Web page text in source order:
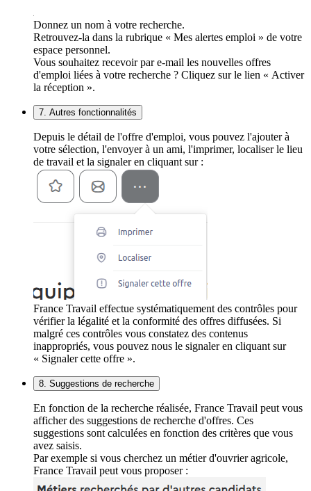
Donnez un nom à votre recherche.
Retrouvez-la dans la rubrique « Mes alertes emploi » de votre
espace personnel.
Vous souhaitez recevoir par e-mail les nouvelles offres
d'emploi liées à votre recherche ? Cliquez sur le lien « Activer
la réception ».
7. Autres fonctionnalités
Depuis le détail de l'offre d'emploi, vous pouvez l'ajouter à
votre sélection, l'envoyer à un ami, l'imprimer, localiser le lieu
de travail et la signaler en cliquant sur :
France Travail effectue systématiquement des contrôles pour
vérifier la légalité et la conformité des offres diffusées. Si
malgré ces contrôles vous constatez des contenus
inappropriés, vous pouvez nous le signaler en cliquant sur
« Signaler cette offre ».
8. Suggestions de recherche
En fonction de la recherche réalisée, France Travail peut vous
afficher des suggestions de recherche d'offres. Ces
suggestions sont calculées en fonction des critères que vous
avez saisis.
Par exemple si vous cherchez un métier d'ouvrier agricole,
France Travail peut vous proposer :